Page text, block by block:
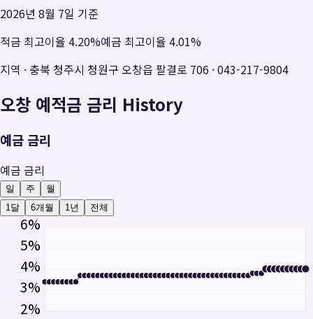
2026년 8월 7일 기준
적금 최고이율 4.20%예금 최고이율 4.01%
지역 · 충북 청주시 청원구 오창읍 팔결로 706 ·043-217-9804
오창 예적금 금리 History
예금 금리
예금 금리
일 주
월
1달
6개월 1년 전체
6%
5%
4%
3%
2%